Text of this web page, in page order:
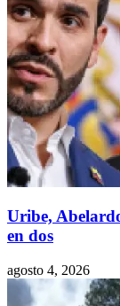
Uribe,
en dos
agosto 4, 2026